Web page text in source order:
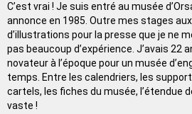
C’est vrai ! Je suis entré au musée
annonce en 1985. Outre mes stages
d’illustrations pour la presse que je ne
pas beaucoup d’expérience. J’avais 22
novateur à l’époque pour un musée
temps. Entre les calendriers, les
cartels, les fiches du musée, l’étendue
vaste !